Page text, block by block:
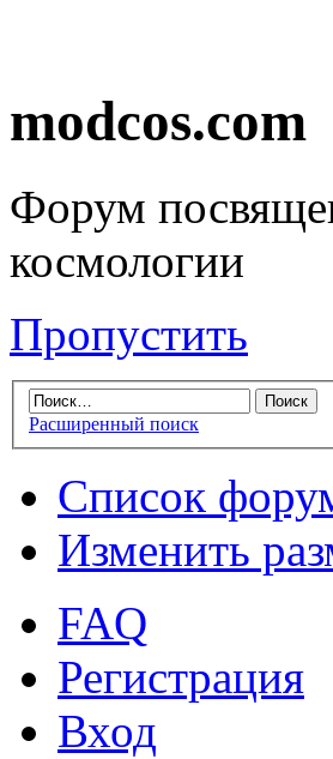
modcos.com
Форум
космологии
Пропустить
Расширенный поиск
Список
Изменить
FAQ
Регистрация
Вход